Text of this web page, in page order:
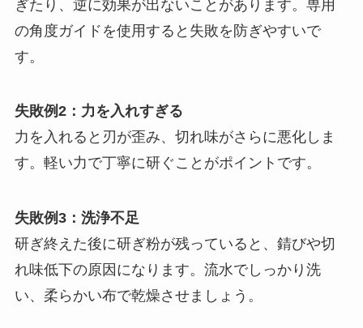
ぎたり、逆に効果が出ないことがあります。専用
の角度ガイドを使用すると失敗を防ぎやすいで
す。
失敗例2：力を入れすぎる
力を入れると刃が歪み、切れ味がさらに悪化しま
す。軽い力で丁寧に研ぐことがポイントです。
失敗例3：洗浄不足
研ぎ終えた後に研ぎ粉が残っていると、錆びや切
れ味低下の原因になります。流水でしっかり洗
い、柔らかい布で乾燥させましょう。